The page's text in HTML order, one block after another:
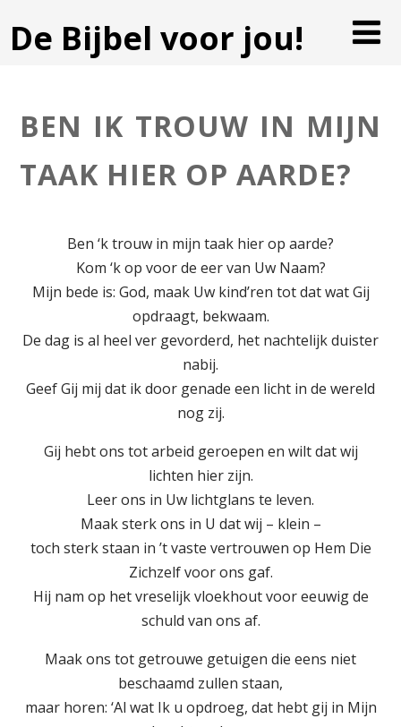
De Bijbel voor jou!
BEN IK TROUW IN MIJN
TAAK HIER OP AARDE?
Ben ‘k trouw in mijn taak hier op aarde?
Kom ‘k op voor de eer van Uw Naam?
Mijn bede is: God, maak Uw kind’ren tot dat wat Gij
opdraagt, bekwaam.
De dag is al heel ver gevorderd, het nachtelijk duister
nabij.
Geef Gij mij dat ik door genade een licht in de wereld
nog zij.
Gij hebt ons tot arbeid geroepen en wilt dat wij
lichten hier zijn.
Leer ons in Uw lichtglans te leven.
Maak sterk ons in U dat wij – klein –
toch sterk staan in ’t vaste vertrouwen op Hem Die
Zichzelf voor ons gaf.
Hij nam op het vreselijk vloekhout voor eeuwig de
schuld van ons af.
Maak ons tot getrouwe getuigen die eens niet
beschaamd zullen staan,
maar horen: ‘Al wat Ik u opdroeg, dat hebt gij in Mijn